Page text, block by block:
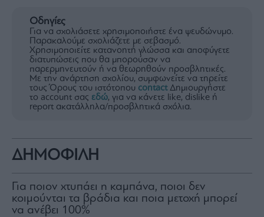
Οδηγίες
Για να σχολιάσετε χρησιμοποιήστε ένα ψευδώνυμο.
Παρακαλούμε σχολιάζετε με σεβασμό.
Χρησιμοποιείτε κατανοητή γλώσσα και αποφύγετε
διατυπώσεις που θα μπορούσαν να
παρερμηνευτούν ή να θεωρηθούν προσβλητικές.
Με την ανάρτηση σχολίου, συμφωνείτε να τηρείτε
τους Όρους του ιστότοπου contactΔημιουργήστε
το account σας εδώ, για να κάνετε like, dislike ή
report ακατάλληλα/προσβλητικά σχόλια.
ΔΗΜΟΦΙΛΗ
Για ποιον χτυπάει η καμπάνα, ποιοι δεν
κοιμούνται τα βράδια και ποια μετοχή μπορεί
να ανέβει 100%